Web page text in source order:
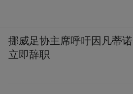
挪威足协主席呼吁因凡蒂诺
立即辞职